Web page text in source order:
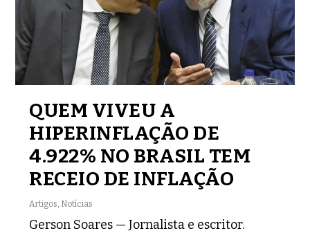
QUEM VIVEU A
HIPERINFLAÇÃO DE
4.922% NO BRASIL TEM
RECEIO DE INFLAÇÃO
Artigos Notícias
Gerson Soares — Jornalista e escritor.